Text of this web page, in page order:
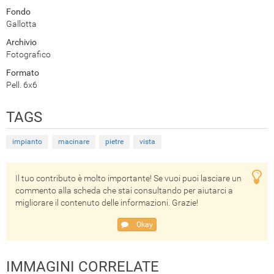
Fondo
Gallotta
Archivio
Fotografico
Formato
Pell. 6x6
TAGS
impianto macinare pietre vista
Il tuo contributo è molto importante! Se vuoi puoi lasciare un
commento alla scheda che stai consultando per aiutarci a
migliorare il contenuto delle informazioni. Grazie!
Okay
IMMAGINI CORRELATE